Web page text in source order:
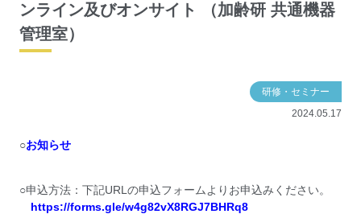
ンライン及びオンサイト （加齢研 共通機器
管理室）
研修・セミナー
2024.05.17
○お知らせ
○申込方法：下記URLの申込フォームよりお申込みください。
https://forms.gle/w4g82vX8RGJ7BHRq8